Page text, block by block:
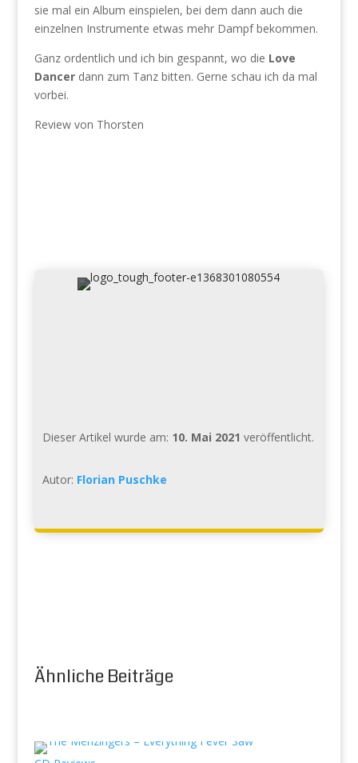
sie mal ein Album einspielen, bei dem dann auch die
einzelnen Instrumente etwas mehr Dampf bekommen.
Ganz ordentlich und ich bin gespannt, wo die Love
Dancerdann zum Tanz bitten. Gerne schau ich da mal
vorbei.
Review von Thorsten
Dieser Artikel wurde am: 10. Mai 2021 veröffentlicht.
Autor: Florian Puschke
Ähnliche Beiträge